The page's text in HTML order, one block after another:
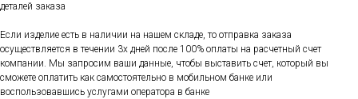
деталей заказа
Если изделие есть в наличии на нашем складе, то отправка заказа
осуществляется в течении 3х дней после 100% оплаты на расчетный счет
компании. Мы запросим ваши данные, чтобы выставить счет, который вы
сможете оплатить как самостоятельно в мобильном банке или
воспользовавшись услугами оператора в банке